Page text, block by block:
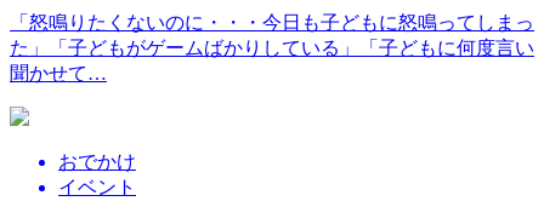
「怒鳴りたくないのに・・・今日も子どもに怒鳴ってしまっ
た」「子どもがゲームばかりしている」「子どもに何度言い
聞かせて…
おでかけ
イベント